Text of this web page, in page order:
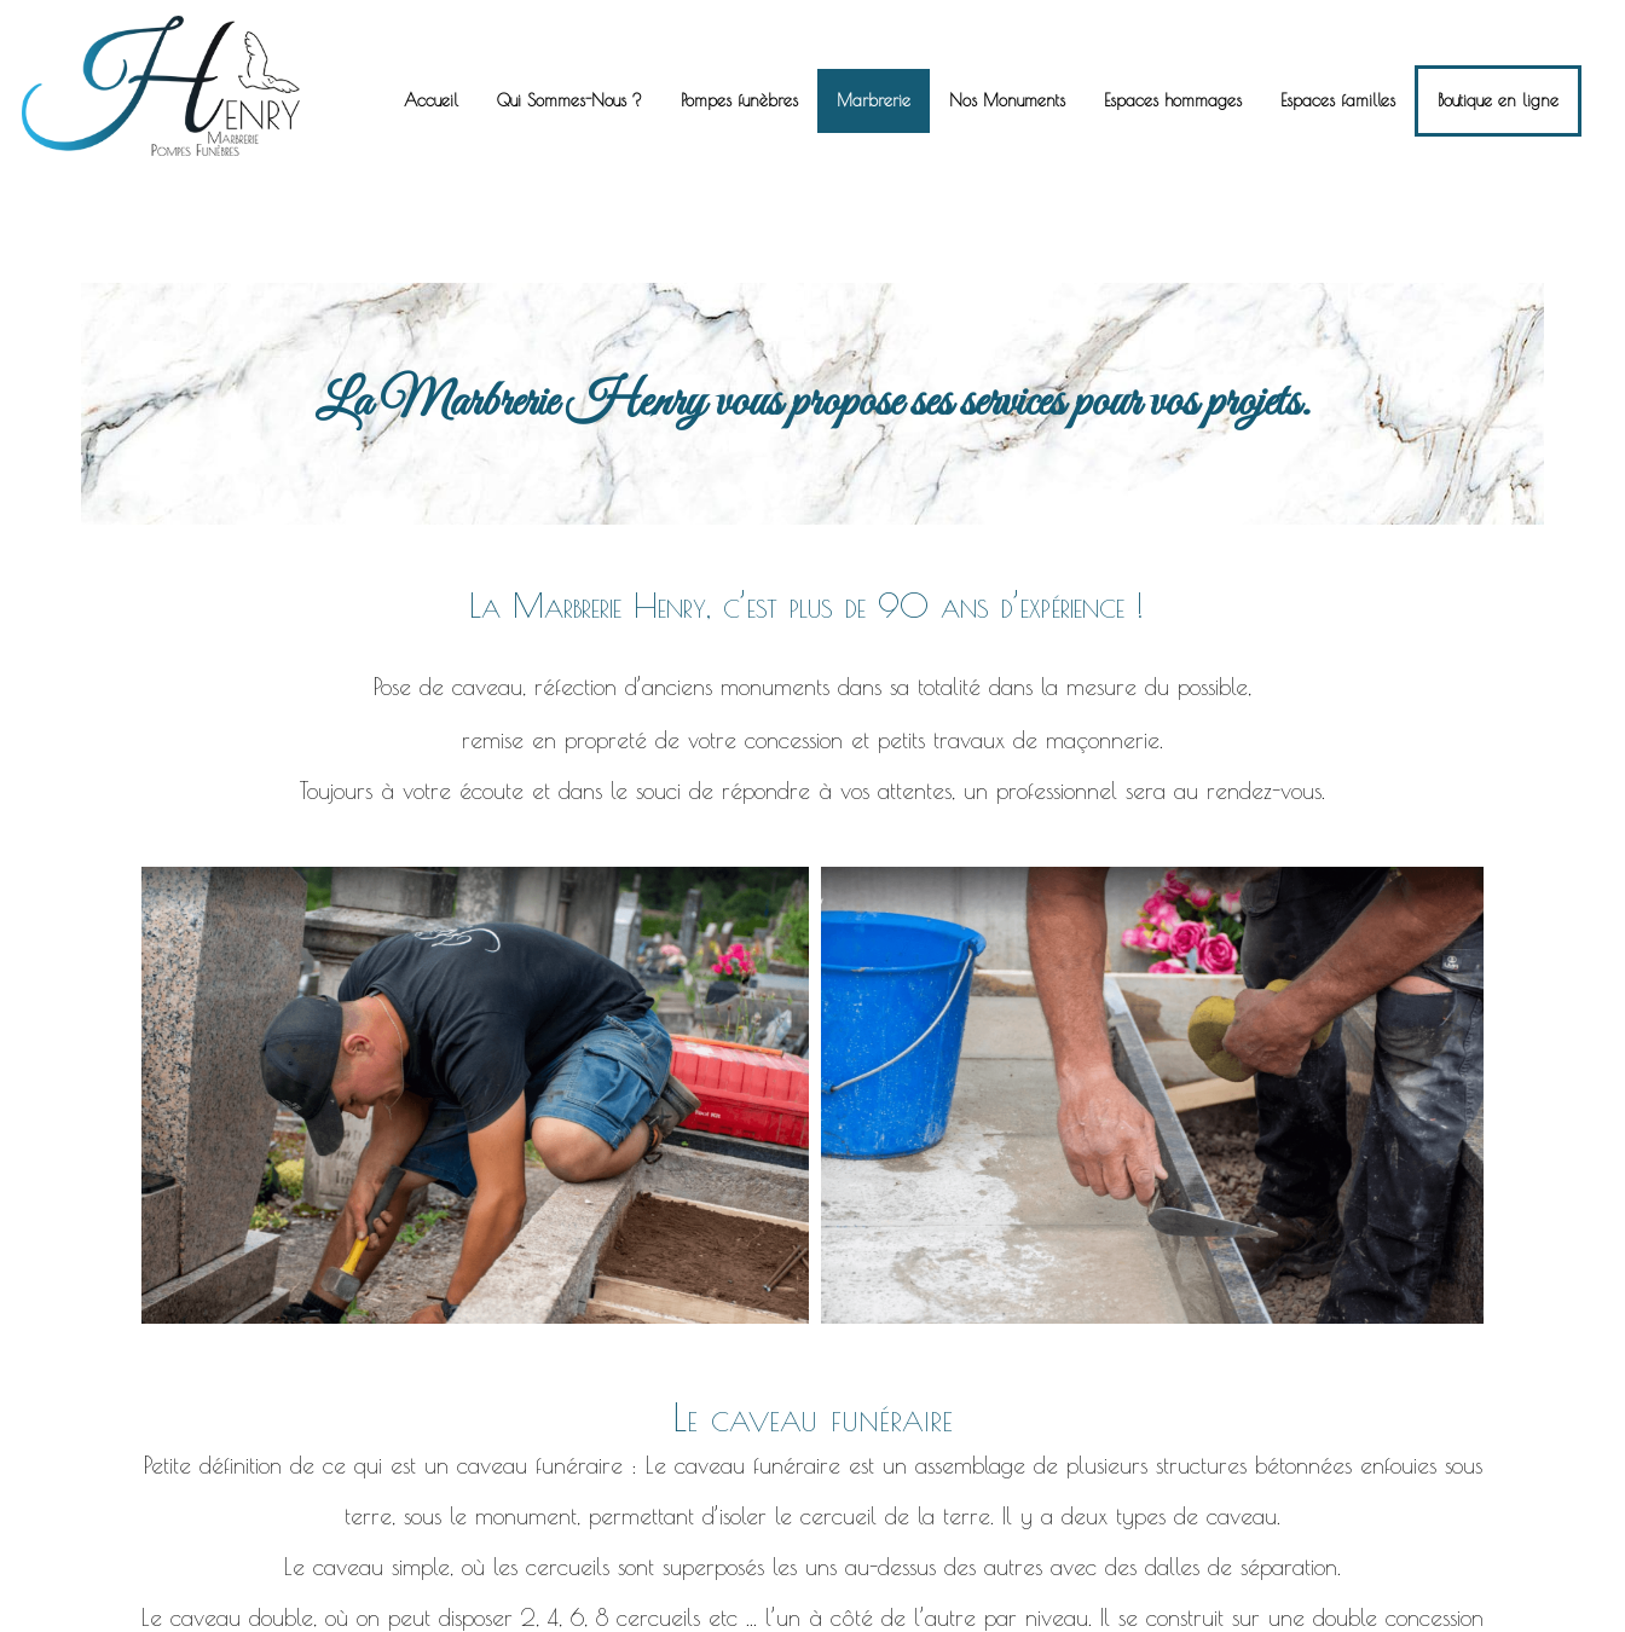
Accueil Qui Sommes-Nous ? Pompes funèbres Marbrerie Nos Monuments Espaces hommages Espaces familles Boutique en ligne
La Marbrerie Henry vous propose ses services pour vos projets.
La Marbrerie Henry, c’est plus de 90 ans d’expérience !
Pose de caveau, réfection d’anciens monuments dans sa totalité dans la mesure du possible,
remise en propreté de votre concession et petits travaux de maçonnerie.
Toujours à votre écoute et dans le souci de répondre à vos attentes, un professionnel sera au rendez-vous.
Le caveau funéraire
Petite définition de ce qui est un caveau funéraire : Le caveau funéraire est un assemblage de plusieurs structures bétonnées enfouies sous
terre, sous le monument, permettant d’isoler le cercueil de la terre. Il y a deux types de caveau.
Le caveau simple, où les cercueils sont superposés les uns au-dessus des autres avec des dalles de séparation.
Le caveau double, où on peut disposer 2, 4, 6, 8 cercueils etc ... l’un à côté de l’autre par niveau. Il se construit sur une double concession